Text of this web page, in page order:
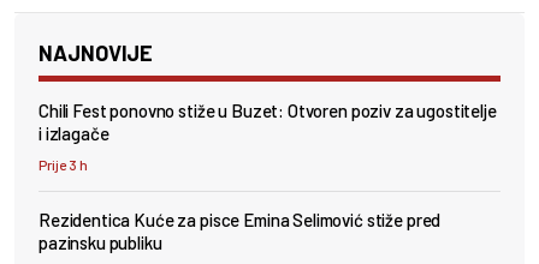
NAJNOVIJE
Chili Fest ponovno stiže u Buzet: Otvoren poziv za ugostitelje
i izlagače
Prije 3 h
Rezidentica Kuće za pisce Emina Selimović stiže pred
pazinsku publiku